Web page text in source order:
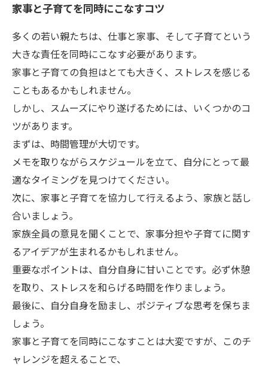
家事と子育てを同時にこなすコツ
多くの若い親たちは、仕事と家事、そして子育てという
大きな責任を同時にこなす必要があります。
家事と子育ての負担はとても大きく、ストレスを感じる
こともあるかもしれません。
しかし、スムーズにやり遂げるためには、いくつかのコ
ツがあります。
まずは、時間管理が大切です。
メモを取りながらスケジュールを立て、自分にとって最
適なタイミングを見つけてください。
次に、家事と子育てを協力して行えるよう、家族と話し
合いましょう。
家族全員の意見を聞くことで、家事分担や子育てに関す
るアイデアが生まれるかもしれません。
重要なポイントは、自分自身に甘いことです。必ず休憩
を取り、ストレスを和らげる時間を作りましょう。
最後に、自分自身を励まし、ポジティブな思考を保ちま
しょう。
家事と子育てを同時にこなすことは大変ですが、このチ
ャレンジを超えることで、